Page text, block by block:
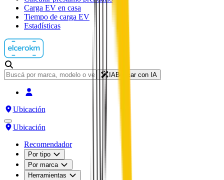
Carga EV en casa
Tiempo de carga EV
Estadísticas
IABuscar con IA
Ubicación
Ubicación
Recomendador
Por tipo
Por marca
Herramientas